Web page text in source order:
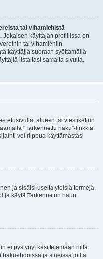
tai vihamiehistä
Jokaisen käyttäjän profiilissa on
tai vihamiehiin.
käyttäjiä suoraan syöttämällä
listaltasi samalta sivulta.
etusivulla, alueen tai viestiketjun
“Tarkennettu haku”-linkkiä
voi riippua käyttämästäsi
ja sisälsi useita yleisiä termejä,
ja käytä Tarkennetun haun
ei pystynyt käsittelemään niitä.
hakuehdoissa ja alueissa joilta